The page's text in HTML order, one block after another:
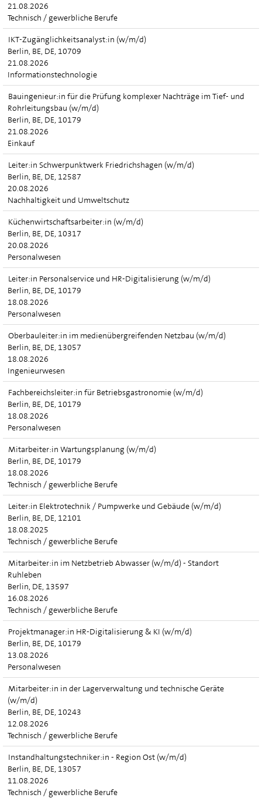
21.08.2026
Technisch / gewerbliche Berufe
IKT-Zugänglichkeitsanalyst:in (w/m/d)
Berlin, BE, DE, 10709
21.08.2026
Informationstechnologie
Bauingenieur:in für die Prüfung komplexer Nachträge im Tief- und
Rohrleitungsbau (w/m/d)
Berlin, BE, DE, 10179
21.08.2026
Einkauf
Leiter:in Schwerpunktwerk Friedrichshagen (w/m/d)
Berlin, BE, DE, 12587
20.08.2026
Nachhaltigkeit und Umweltschutz
Küchenwirtschaftsarbeiter:in (w/m/d)
Berlin, BE, DE, 10317
20.08.2026
Personalwesen
Leiter:in Personalservice und HR-Digitalisierung (w/m/d)
Berlin, BE, DE, 10179
18.08.2026
Personalwesen
Oberbauleiter:in im medienübergreifenden Netzbau (w/m/d)
Berlin, BE, DE, 13057
18.08.2026
Ingenieurwesen
Fachbereichsleiter:in für Betriebsgastronomie (w/m/d)
Berlin, BE, DE, 10179
18.08.2026
Personalwesen
Mitarbeiter:in Wartungsplanung (w/m/d)
Berlin, BE, DE, 10179
18.08.2026
Technisch / gewerbliche Berufe
Leiter:in Elektrotechnik / Pumpwerke und Gebäude (w/m/d)
Berlin, BE, DE, 12101
18.08.2025
Technisch / gewerbliche Berufe
Mitarbeiter:in im Netzbetrieb Abwasser (w/m/d) - Standort
Ruhleben
Berlin, DE, 13597
16.08.2026
Technisch / gewerbliche Berufe
Projektmanager:in HR-Digitalisierung & KI (w/m/d)
Berlin, BE, DE, 10179
13.08.2026
Personalwesen
Mitarbeiter:in in der Lagerverwaltung und technische Geräte
(w/m/d)
Berlin, BE, DE, 10243
12.08.2026
Technisch / gewerbliche Berufe
Instandhaltungstechniker:in - Region Ost (w/m/d)
Berlin, BE, DE, 13057
11.08.2026
Technisch / gewerbliche Berufe